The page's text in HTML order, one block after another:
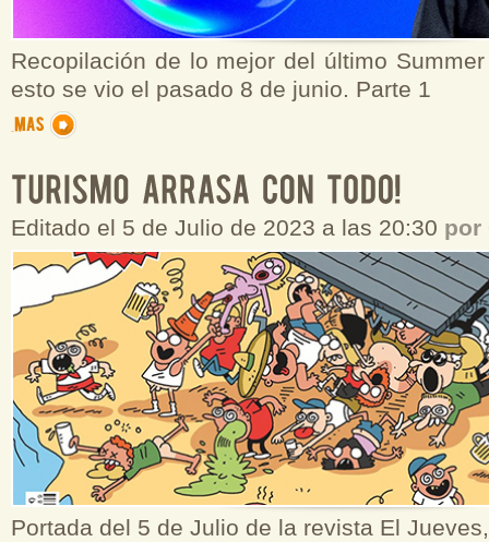
Recopilación de lo mejor del último
esto se vio el pasado 8 de junio. Parte 1
Editado el 5 de Julio de 2023 a las 20:30 por
Portada del 5 de Julio de la revista El